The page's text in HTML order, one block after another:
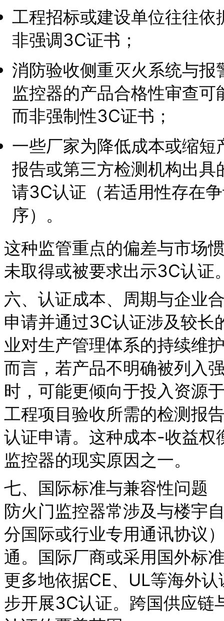
工程招标或建设单位往往
非强调3C证书；
消防验收侧重灭火系统与
监控器的产品合格性审查
而非强制性3C证书；
一些厂家为降低成本或缩
报告或第三方检测机构出
请3C认证（若适用性存在
序）。
这种监管重点的偏差与市场
未取得或被要求出示3C认证
六、认证成本、周期与企业
申请并通过3C认证涉及较长
业对生产管理体系的持续维
而言，若产品不明确被列入
时，可能更倾向于投入资源
工程项目验收所需的检测报
认证申请。这种成本-收益
监控器的现实原因之一。
七、国际标准与兼容性问题
防火门监控器常涉及与楼宇
分国际或行业专用通讯协议
通。国际厂商或采用国外标
更多地依据CE、UL等海外
步开展3C认证。跨国供应链